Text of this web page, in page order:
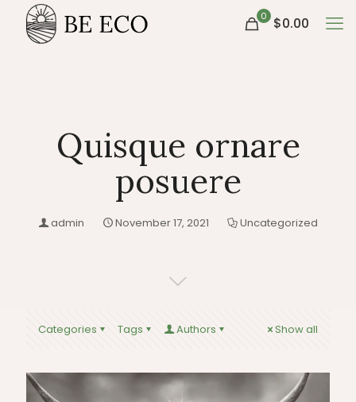
0 $0.00
Quisque ornare
posuere
admin November 17, 2021 Uncategorized
Categories Tags Authors Show all